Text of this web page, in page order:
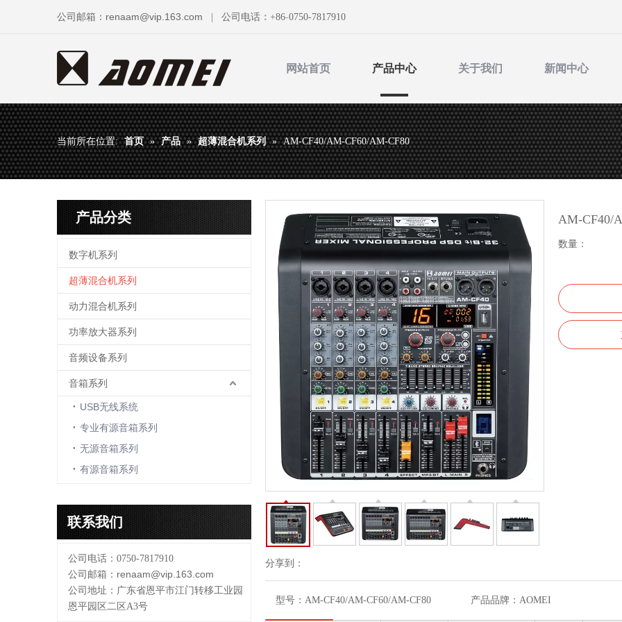
公司邮箱： renaam@vip.163.com | 公司电话 ： +86-0750-7817910
网站首页 产品中心 关于我们 新闻中心
当前所在位置: 首页 » 产品 » 超薄混合机系列 » AM-CF40/AM-CF60/AM-CF80
产品分类
数字机系列
超薄混合机系列
动力混合机系列
功率放大器系列
音频设备系列
音箱系列
USB无线系统
专业有源音箱系列
无源音箱系列
有源音箱系列
联系我们
公司电话：0750-7817910
公司邮箱： renaam@vip.163.com
公司地址：广东省恩平市江门转移工业园
恩平园区二区A3号
分享到：
AM-CF40/
数量：
型号： AM-CF40/AM-CF60/AM-CF80 产品品牌： AOMEI